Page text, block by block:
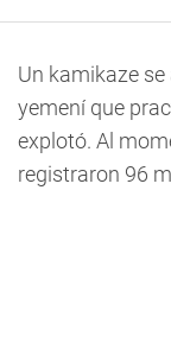
Un kamikaze
yemení que
explotó. Al
registraron 96